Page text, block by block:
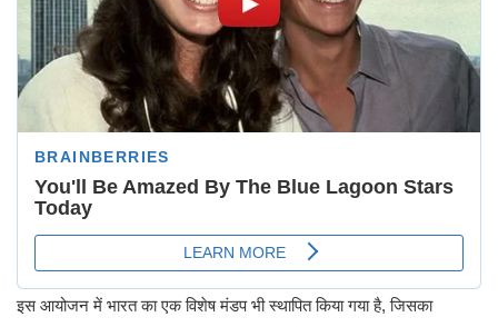
इस आयोजन में भारत का एक विशेष मंडप भी स्थापित किया गया है, जिसका